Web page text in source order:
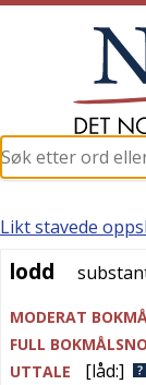
lodd
Likt stavede
lodd
MODERAT
FULL
UTTALE
[låd:]